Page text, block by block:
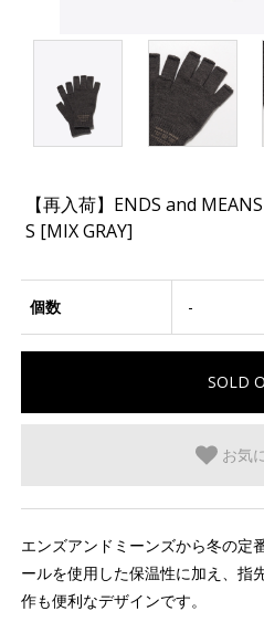
【再入荷】ENDS and
S [MIX GRAY]
個数 -
お気
エンズアンドミーンズから冬の定
ールを使用した保温性に加え、指
作も便利なデザインです。